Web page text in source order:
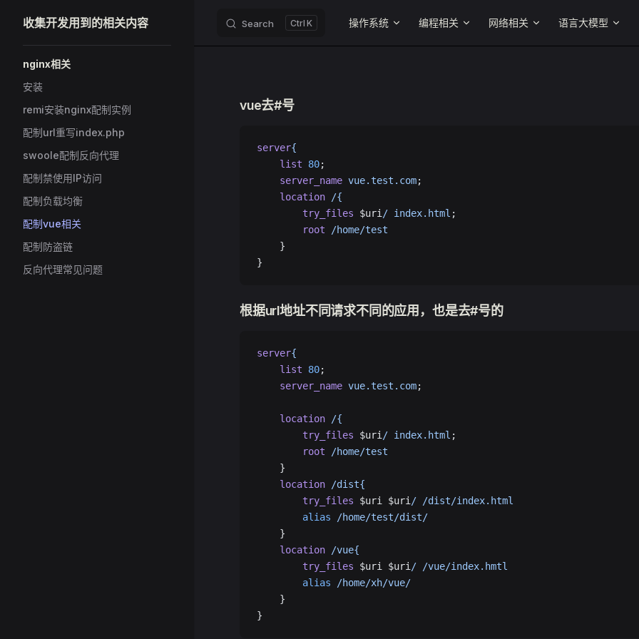
Skip to content
收集开发用到的相关内容 Search K 操作系统 编程相关 网络相关 语言大模型
nginx相关
安装
remi安装nginx配制实例
配制url重写index.php
swoole配制反向代理
配制禁使用IP访问
配制负载均衡
配制vue相关
配制防盗链
反向代理常见问题
vue去#号
server{
	list
80;
	server_name
vue.test.com;
	location
/{
		try_files
$uri / index.html ;
		root
/home/test
	}
}
根据url地址不同请求不同的应用，也是去#号的
server{
	list
80;
	server_name
vue.test.com;
	location
/{
		try_files
$uri / index.html ;
		root
/home/test
	}
	location
/dist{
		try_files
$uri $uri / /dist/index.html
		alias
/home/test/dist/
	}
	location
/vue{
		try_files
$uri $uri / /vue/index.hmtl
		alias
/home/xh/vue/
	}
}